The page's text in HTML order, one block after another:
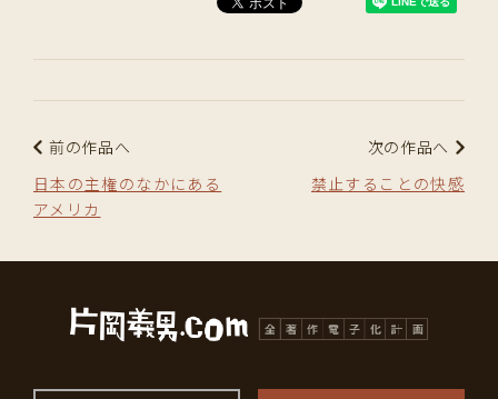
前の作品へ
日本の主権のなかにある
アメリカ
次の作品へ
禁止することの快感